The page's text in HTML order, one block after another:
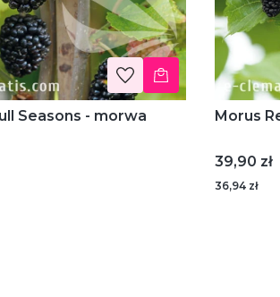
Seasons - morwa Morus
Cena
39,90 zł
36,94 zł